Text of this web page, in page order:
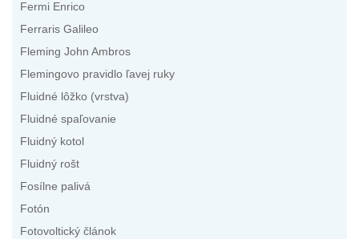
Fermi Enrico
Ferraris Galileo
Fleming John Ambros
Flemingovo pravidlo ľavej ruky
Fluidné lôžko (vrstva)
Fluidné spaľovanie
Fluidný kotol
Fluidný rošt
Fosílne palivá
Fotón
Fotovoltický článok